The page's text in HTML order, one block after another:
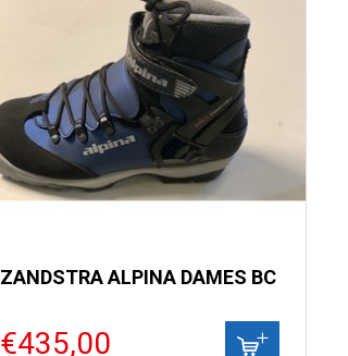
ZANDSTRA ALPINA DAMES BC
€435,00